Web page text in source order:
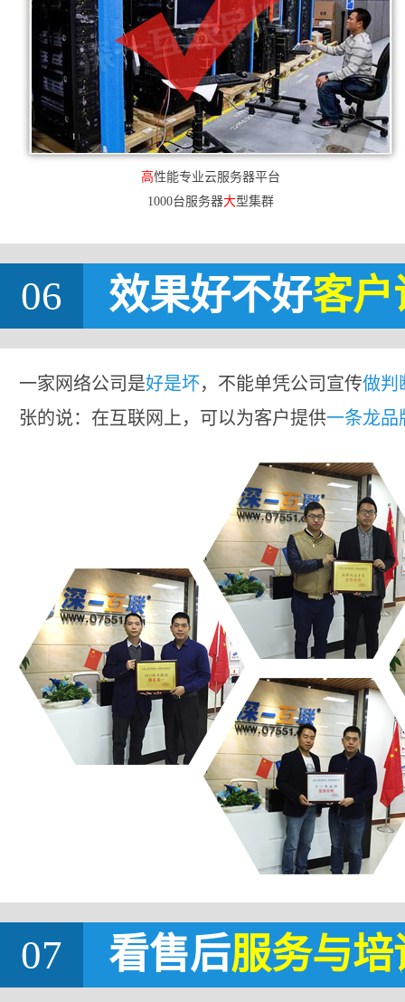
高性能专业云服务器平台
1000台服务器大型集群
06 效果好不好客户
一家网络公司是好是坏，不能单凭公司宣传做判
张的说：在互联网上，可以为客户提供一条龙品
07 看售后服务与培